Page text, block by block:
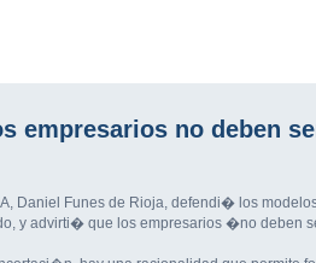
empresarios no deben
Daniel Funes de Rioja, defendi� los
y advirti� que los empresarios �no deben